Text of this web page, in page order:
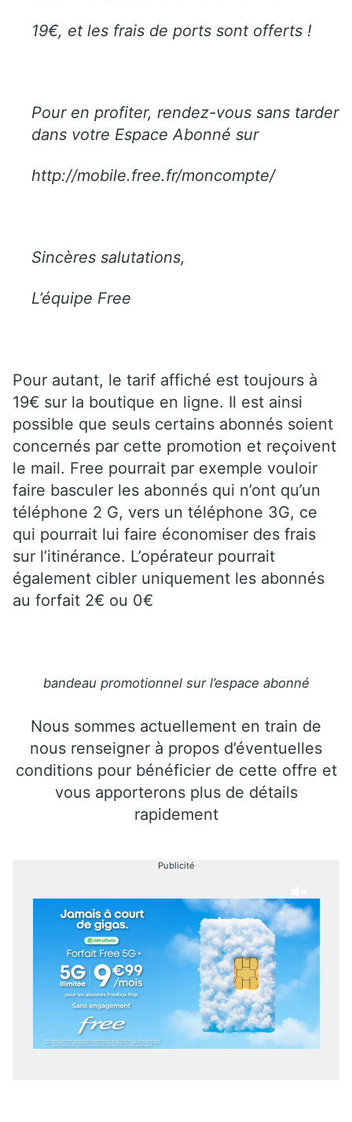
19€, et les frais de ports sont offerts !
Pour en profiter, rendez-vous sans tarder
dans votre Espace Abonné sur
http://mobile.free.fr/moncompte/
Sincères salutations,
L’équipe Free
Pour autant, le tarif affiché est toujours à
19€ sur la boutique en ligne. Il est ainsi
possible que seuls certains abonnés soient
concernés par cette promotion et reçoivent
le mail. Free pourrait par exemple vouloir
faire basculer les abonnés qui n’ont qu’un
téléphone 2 G, vers un téléphone 3G, ce
qui pourrait lui faire économiser des frais
sur l’itinérance. L’opérateur pourrait
également cibler uniquement les abonnés
au forfait 2€ ou 0€
bandeau promotionnel sur l’espace abonné
Nous sommes actuellement en train de
nous renseigner à propos d’éventuelles
conditions pour bénéficier de cette offre et
vous apporterons plus de détails
rapidement
Publicité